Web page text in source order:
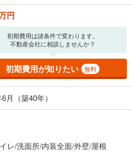
ける貸出金利とは何ら関係がなく、実際
利を何ら保証するものではありません。返
出しております。入力された金利を35年
示しています。
がかかります。ご注意ください。実際にお
、必ずご自身でご確認をお願いいたしま
ないことがあります。
入相談をする 無料
閉じる
円
初期費用は諸条件で変わります。
不動産会社に相談しませんか？
初期費用が知りたい 無料
月（築40年）
レ/洗面所/内装全面/外壁/屋根